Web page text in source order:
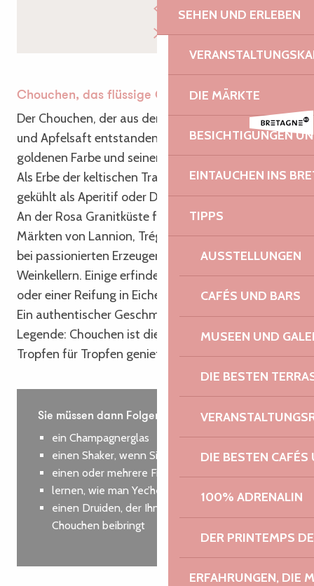
SEHEN UND ERLEBEN
DIE MÄRKTE
BESICHTIGUNGEN
EINTAUCHEN INS
TIPPS
AUSSTELLUNGEN
CAFÉS UND BARS
MUSEEN UND
DIE BESTEN
DIE BESTEN
100% ADRENALIN
DER PRINTEMPS
ERFAHRUNGEN, DIE
Chouchen, das flüssige Gold der Bretagne
Der Chouchen, der aus der Begegnung von Honig
und Apfelsaft entstanden ist, verführt mit seiner
goldenen Farbe und seinen süßen, sonnigen Noten.
Als Erbe der keltischen Traditionen wird er gut
gekühlt als Aperitif oder Digestif genossen.
An der Rosa Granitküste findet man ihn auf den
Märkten von Lannion, Tréguier oder Perros-Guirec,
bei passionierten Erzeugern und in den örtlichen
Weinkellern. Einige erfinden ihn mit Buchweizen
oder einer Reifung in Eichenfässern neu.
Ein authentischer Geschmack, ein Hauch von
Legende: Chouchen ist die Bretagne, die man
Tropfen für Tropfen genießt.
Sie müssen dann Folgendes mitbringen:
ein Champagnerglas
einen Shaker, wenn Sie es bevorzugen
einen oder mehrere Freunde zum Anstoßen
lernen, wie man Yec’hed mat ausspricht
einen Druiden, der Ihnen alles über den
Chouchen beibringt